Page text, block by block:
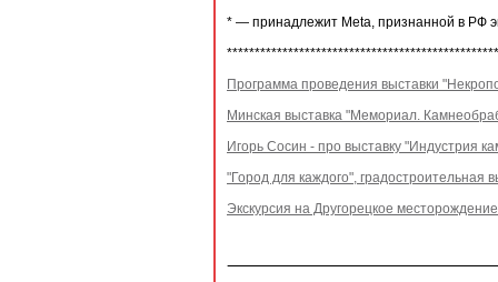
* — принадлежит Meta, признанной в РФ
Программа проведения выставки
Минская выставка "Мемориал.
Игорь Сосин - про выставку "Индустрия
"Город для каждого", градостроительная
Экскурсия на Другорецкое